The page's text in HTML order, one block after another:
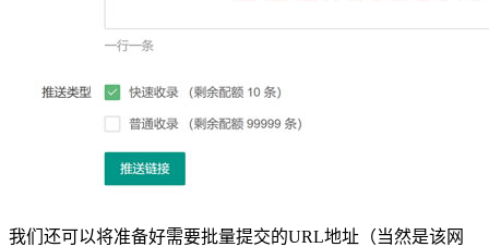
我们还可以将准备好需要批量提交的URL地址（当然是该网